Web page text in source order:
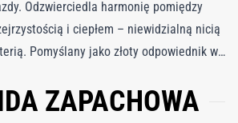
Odzwierciedla harmonię pomiędzy
i ciepłem – niewidzialną nicią
Pomyślany jako złoty odpowiednik w
Omicron gromadzi najbardziej
i udoskonala je w zmysłową,
ZAPACHOWA